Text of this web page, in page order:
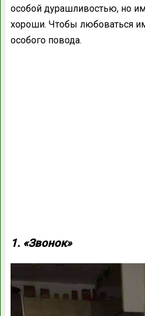
особой дурашливостью, но
хороши. Чтобы любоваться
особого повода.
1. «Звонок»